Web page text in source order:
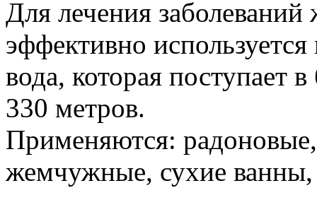
Для лечения
эффективно
вода, которая поступает
330 метров.
Применяются:
жемчужные, сухие